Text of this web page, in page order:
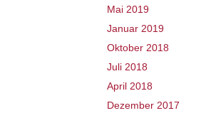
Mai 2019
Januar 2019
Oktober 2018
Juli 2018
April 2018
Dezember 2017